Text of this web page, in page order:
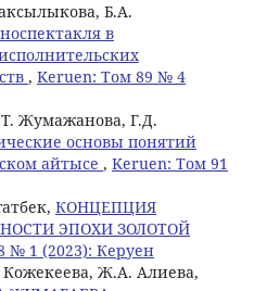
Б.А.
в
, Keruen: Том 89 № 4
Жумажанова, Г.Д.
основы понятий
айтысе , Keruen: Том 91
КОНЦЕПЦИЯ
ЭПОХИ ЗОЛОТОЙ
№ 1 (2023): Керуен
Ж.А. Алиева,